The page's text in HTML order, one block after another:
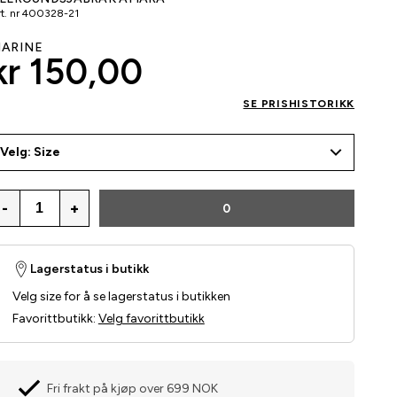
nr 400328-21
150,00
SE PRISHISTORIKK
Velg: Size
- + 0
Lagerstatus i butikk
Velg size for å se lagerstatus i butikken
Favorittbutikk: Velg favorittbutikk
Fri frakt på kjøp over 699 NOK